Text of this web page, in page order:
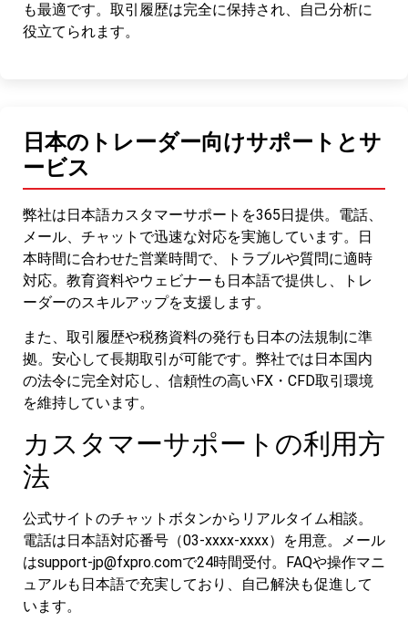
も最適です。取引履歴は完全に保持され、自己分析に
役立てられます。
日本のトレーダー向けサポートとサ
ービス
弊社は日本語カスタマーサポートを365日提供。電話、
メール、チャットで迅速な対応を実施しています。日
本時間に合わせた営業時間で、トラブルや質問に適時
対応。教育資料やウェビナーも日本語で提供し、トレ
ーダーのスキルアップを支援します。
また、取引履歴や税務資料の発行も日本の法規制に準
拠。安心して長期取引が可能です。弊社では日本国内
の法令に完全対応し、信頼性の高いFX・CFD取引環境
を維持しています。
カスタマーサポートの利用方
法
公式サイトのチャットボタンからリアルタイム相談。
電話は日本語対応番号（03-xxxx-xxxx）を用意。メール
はsupport-jp@fxpro.comで24時間受付。FAQや操作マニ
ュアルも日本語で充実しており、自己解決も促進して
います。